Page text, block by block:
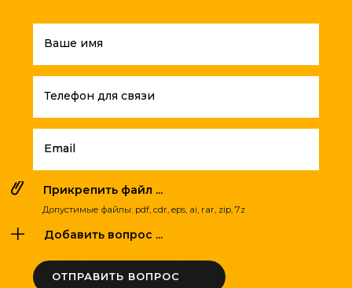
Ваше имя
Телефон для связи
Email
Прикрепить файл ...
Допустимые файлы: pdf, cdr, eps, ai, rar, zip, 7z
Добавить вопрос ...
ОТПРАВИТЬ ВОПРОС